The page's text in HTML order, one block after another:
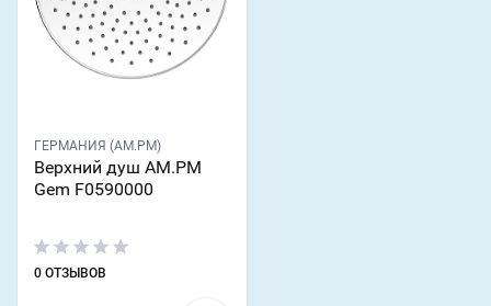
ГЕРМАНИЯ (AM.PM)
Верхний душ AM.PM
Gem F0590000
0 ОТЗЫВОВ